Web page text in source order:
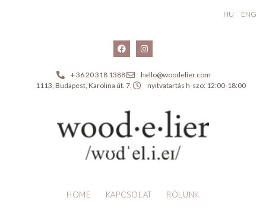
HU ENG
+ 36 20 318 1388
hello@woodelier.com
1113, Budapest, Karolina út. 7.
nyitvatartás h-szo: 12:00-18:00
HOME KAPCSOLAT RÓLUNK